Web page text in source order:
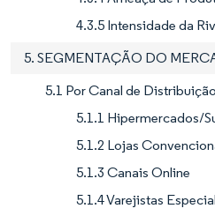
4.3.5 Intensidade da
5. SEGMENTAÇÃO DO
5.1 Por Canal de Distribuição
5.1.1 Hipermercados/
5.1.2 Lojas
5.1.3 Canais Online
5.1.4 Varejistas